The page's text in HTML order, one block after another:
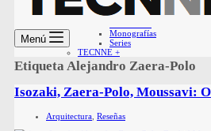
Unidades Editoriales
Conversaciones
Monografías
Series
TECNNE +
Menú
Etiqueta Alejandro Zaera-Polo
Isozaki, Zaera-Polo, Moussavi:
Arquitectura Reseñas